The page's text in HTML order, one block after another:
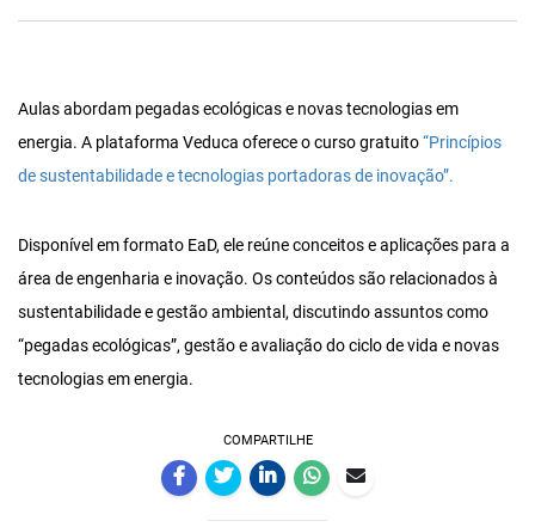
Aulas abordam pegadas ecológicas e novas tecnologias em
energia. A plataforma Veduca oferece o curso gratuito“Princípios
de sustentabilidade e tecnologias portadoras de inovação”.
Disponível em formato EaD, ele reúne conceitos e aplicações para a
área de engenharia e inovação. Os conteúdos são relacionados à
sustentabilidade e gestão ambiental, discutindo assuntos como
“pegadas ecológicas”, gestão e avaliação do ciclo de vida e novas
tecnologias em energia.
COMPARTILHE